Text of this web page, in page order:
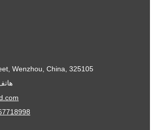
Wenzhou, China, 325105